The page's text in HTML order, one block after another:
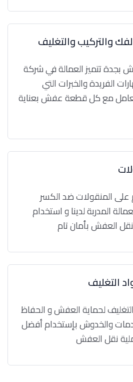
والتركيب والتغليف
تتميز العمالة في شركة
الفريدة والخبرات التي
مع كل قطعة عفش بعناية
على المنقولات ضد الكسر
المدربة لدينا و استخدام
العفش بأمان تام
التغليف
لحماية العفش و الحفاظ
والخدوش بإستخدام أفضل
نقل العفش